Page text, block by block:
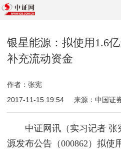
银星能源：拟使用1.6
补充流动资金
作者：张宪
2017-11-15 19:54
来源：中国证
中证网讯（实习记者 张
源发布公告（000862）拟使